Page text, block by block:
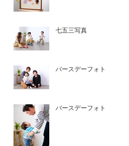
七五三写真
バースデーフォト
バースデーフォト